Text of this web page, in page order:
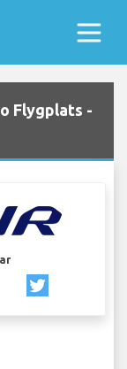
Flygplats -